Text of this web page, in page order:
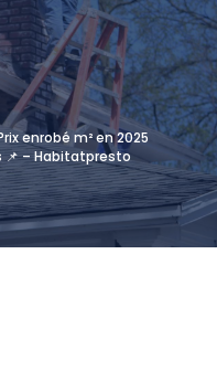
enrobé m² en 2025
📌 – Habitatpresto